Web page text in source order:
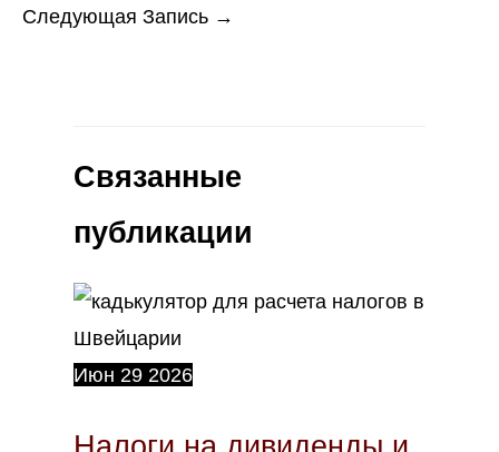
Следующая Запись →
Связанные
публикации
Июн 29 2026